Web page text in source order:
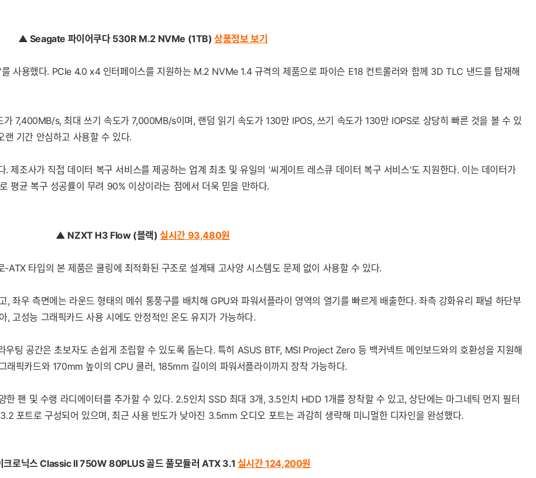
▲ Seagate 파이어쿠다 530R M.2 NVMe (1TB)상품정보 보기
사용했다. PCIe 4.0 x4 인터페이스를 지원하는 M.2 NVMe 1.4 규격의 제품으로 파이슨 E18 컨트롤러와 함께 3D TLC 낸드를 탑재해
7,400MB/s, 최대 쓰기 속도가 7,000MB/s이며, 랜덤 읽기 속도가 130만 IPOS, 쓰기 속도가 130만 IOPS로 상당히 빠른 것을 볼 수 있
기간 안심하고 사용할 수 있다.
제조사가 직접 데이터 복구 서비스를 제공하는 업계 최초 및 유일의 '씨게이트 레스큐 데이터 복구 서비스'도 지원한다. 이는 데이터가
평균 복구 성공률이 무려 90% 이상이라는 점에서 더욱 믿을 만하다.
▲ NZXT H3 Flow (블랙)실시간 93,480원
타입의 본 제품은 쿨링에 최적화된 구조로 설계돼 고사양 시스템도 문제 없이 사용할 수 있다.
좌우 측면에는 라운드 형태의 메쉬 통풍구를 배치해 GPU와 파워서플라이 영역의 열기를 빠르게 배출한다. 좌측 강화유리 패널 하단부
고성능 그래픽카드 사용 시에도 안정적인 온도 유지가 가능하다.
팅 공간은 초보자도 손쉽게 조립할 수 있도록 돕는다. 특히 ASUS BTF, MSI Project Zero 등 백커넥트 메인보드와의 호환성을 지원해
픽카드와 170mm 높이의 CPU 쿨러, 185mm 길이의 파워서플라이까지 장착 가능하다.
팬 및 수랭 라디에이터를 추가할 수 있다. 2.5인치 SSD 최대 3개, 3.5인치 HDD 1개를 장착할 수 있고, 상단에는 마그네틱 먼지 필터
포트로 구성되어 있으며, 최근 사용 빈도가 낮아진 3.5mm 오디오 포트는 과감히 생략해 미니멀한 디자인을 완성했다.
로닉스 Classic II 750W 80PLUS 골드 풀모듈러 ATX 3.1 실시간 124,200원
세부정보 열기/접기